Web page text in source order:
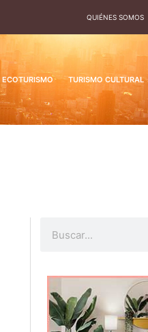
QUIÉNES SOMOS
ECOTURISMO TURISMO CULTURAL